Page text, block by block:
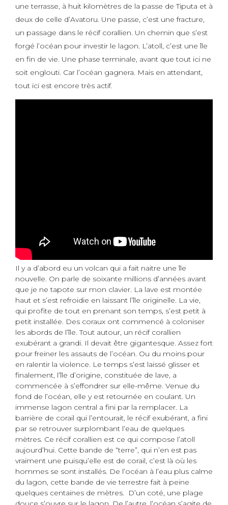
une terrasse, à huit kilomètres de la passe de Tiputa et à
deux de celle d’Avatoru. Une passe, c’est une fracture,
un passage dans le récif corallien. Un chemin que s’est
forgé l’océan pour investir le lagon. L’atoll, c’est une île
en fin de vie. Une phase terminale, avant que tout ici ne
soit englouti. Car l’océan gagnera. Mais en attendant,
tout ici est encore très actif.
Il y a d’abord eu un volcan qui a fait naitre une île
nouvelle. On parle de soixante millions d’années avant
que je ne tapote sur mon clavier. La lave est montée
haut et s’est refroidie en laissant l’île originelle. La vie,
qui profite de tout en prenant son temps, s’est petit à
petit installée. Des coraux ont commencé à coloniser
les abords de l’île. Tout autour, un récif corallien
exubérant a grandi. Il devait être gigantesque. Assez fort
pour freiner les assauts de l’océan. Ou du moins pour
en ralentir la violence. Le temps s’est laissé glisser et
finalement, l’île d’origine, constituée de lave, a
commencée à s’effondrer sur elle-même. Venue du
fond de l’océan, elle y est retournée en coulant. Un
immense lagon central a fini par la remplacer. La
barrière de corail qui l’entourait, le récif exubérant, a fini
par se retrouver surplombant l’eau de quelques
mètres. Ce récif corallien est ce qui compose l’atoll
aujourd’hui. Cette bande de “terre”, qui n’en est pas
vraiment une puisqu’elle est de corail, c’est là où les
hommes se sont installés. De l’océan à l’eau plus calme
du lagon, cette bande de vie terrestre fait à peine
quelques centaines de mètres. D’un coté, une plage